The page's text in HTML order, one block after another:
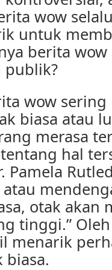
wow
untuk
berita
publik?
wow
biasa atau
merasa
hal
Pamela
otak akan
tinggi.”
menarik
biasa.